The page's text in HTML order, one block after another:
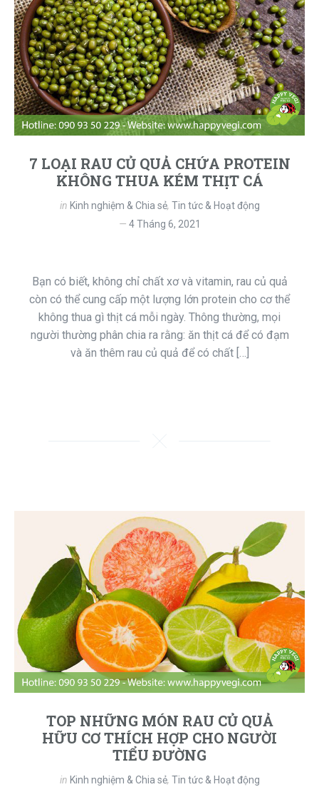
7 LOẠI RAU CỦ QUẢ CHỨA PROTEIN
KHÔNG THUA KÉM THỊT CÁ
in Kinh nghiệm & Chia sẻ, Tin tức & Hoạt động
4 Tháng 6, 2021
Bạn có biết, không chỉ chất xơ và vitamin, rau củ quả
còn có thể cung cấp một lượng lớn protein cho cơ thể
không thua gì thịt cá mỗi ngày. Thông thường, mọi
người thường phân chia ra rằng: ăn thịt cá để có đạm
và ăn thêm rau củ quả để có chất […]
TOP NHỮNG MÓN RAU CỦ QUẢ
HỮU CƠ THÍCH HỢP CHO NGƯỜI
TIỂU ĐƯỜNG
in Kinh nghiệm & Chia sẻ, Tin tức & Hoạt động